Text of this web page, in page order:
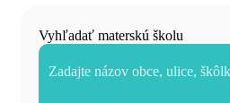
Vyhľadať materskú školu